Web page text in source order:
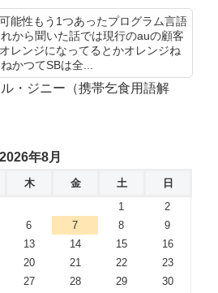
能性もう1つあったプログラム言語
から聞いた話では現行のauの顧客
レンジになってるとかオレンジね
かつてSBは全...
・ジニー（携帯乞食用語解
2026年8月
木 金 土
日
1
2
6 7 8
9
13 14 15
16
20 21 22
23
27 28 29
30